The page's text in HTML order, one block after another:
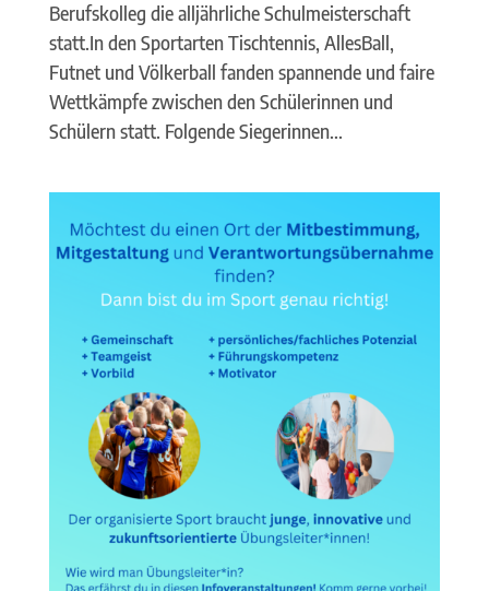
Berufskolleg die alljährliche Schulmeisterschaft
statt.In den Sportarten Tischtennis, AllesBall,
Futnet und Völkerball fanden spannende und faire
Wettkämpfe zwischen den Schülerinnen und
Schülern statt. Folgende Siegerinnen...